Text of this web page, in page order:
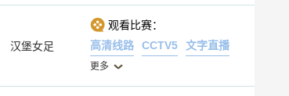
汉堡女足
观看比赛：
高清线路
CCTV5 文字直播
更多